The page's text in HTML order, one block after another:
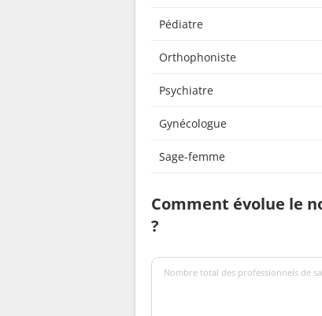
Pédiatre
Orthophoniste
Psychiatre
Gynécologue
Sage-femme
Comment évolue le
?
Nombre total des professionnels de